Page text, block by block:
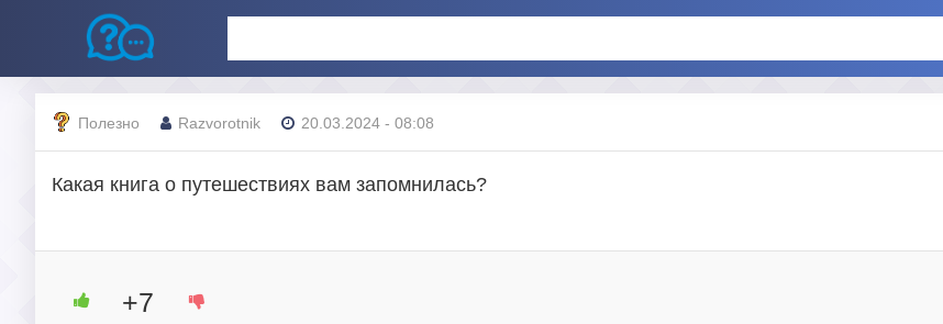
Полезно Razvorotnik 20.03.2024 - 08:08
Какая книга о путешествиях вам запомнилась?
+7